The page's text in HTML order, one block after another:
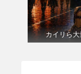
カイリら